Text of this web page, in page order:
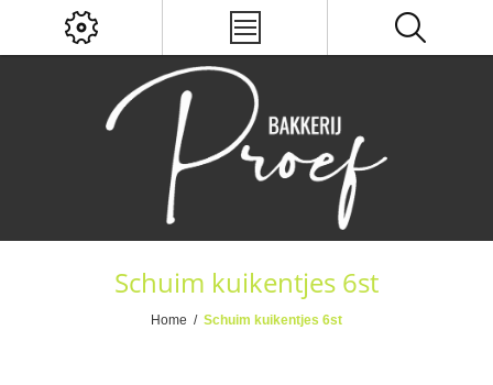
Schuim kuikentjes 6st
Home / Schuim kuikentjes 6st